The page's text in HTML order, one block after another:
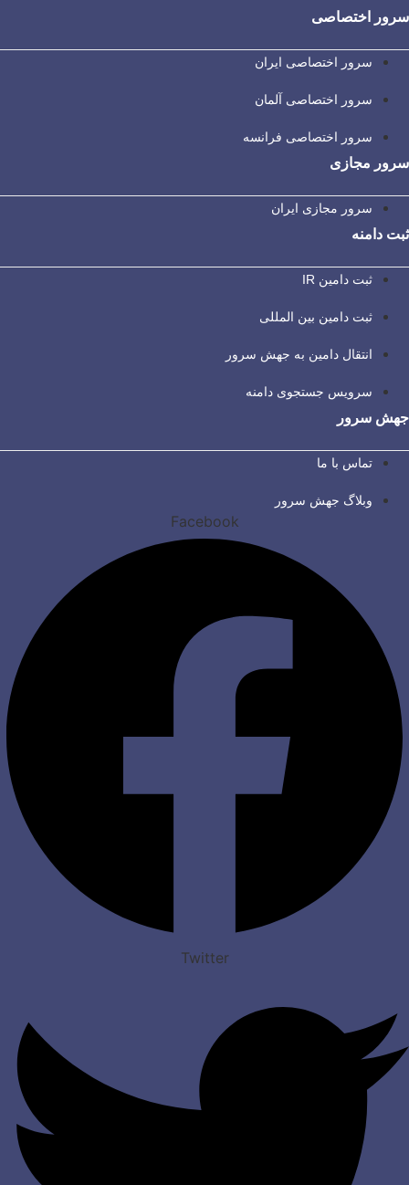
سرور اختصاصی
سرور اختصاصی ایران
سرور اختصاصی آلمان
سرور اختصاصی فرانسه
سرور مجازی
سرور مجازی ایران
ثبت دامنه
ثبت دامین IR
ثبت دامین بین المللی
انتقال دامین به جهش سرور
سرویس جستجوی دامنه
جهش سرور
تماس با ما
وبلاگ جهش سرور
Facebook
Twitter